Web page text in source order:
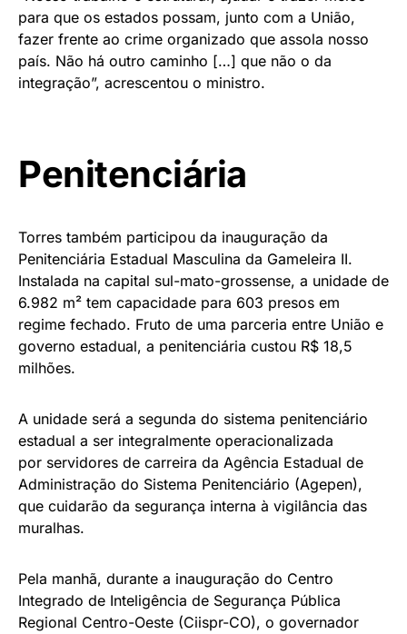
para que os estados possam, junto com a União,
fazer frente ao crime organizado que assola nosso
país. Não há outro caminho […] que não o da
integração”, acrescentou o ministro.
Penitenciária
Torres também participou da inauguração da
Penitenciária Estadual Masculina da Gameleira II.
Instalada na capital sul-mato-grossense, a unidade de
6.982 m² tem capacidade para 603 presos em
regime fechado. Fruto de uma parceria entre União e
governo estadual, a penitenciária custou R$ 18,5
milhões.
A unidade será a segunda do sistema penitenciário
estadual a ser integralmente operacionalizada
por servidores de carreira da Agência Estadual de
Administração do Sistema Penitenciário (Agepen),
que cuidarão da segurança interna à vigilância das
muralhas.
Pela manhã, durante a inauguração do Centro
Integrado de Inteligência de Segurança Pública
Regional Centro-Oeste (Ciispr-CO), o governador